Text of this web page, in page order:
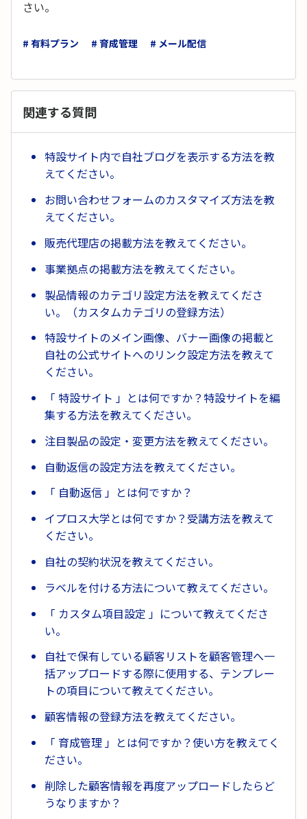
さい。
# 有料プラン # 育成管理 # メール配信
関連する質問
特設サイト内で自社ブログを表示する方法を教
えてください。
お問い合わせフォームのカスタマイズ方法を教
えてください。
販売代理店の掲載方法を教えてください。
事業拠点の掲載方法を教えてください。
製品情報のカテゴリ設定方法を教えてくださ
い。（カスタムカテゴリの登録方法）
特設サイトのメイン画像、バナー画像の掲載と
自社の公式サイトへのリンク設定方法を教えて
ください。
「 特設サイト 」とは何ですか？特設サイトを編
集する方法を教えてください。
注目製品の設定・変更方法を教えてください。
自動返信の設定方法を教えてください。
「 自動返信 」とは何ですか？
イプロス大学とは何ですか？受講方法を教えて
ください。
自社の契約状況を教えてください。
ラベルを付ける方法について教えてください。
「 カスタム項目設定 」について教えてくださ
い。
自社で保有している顧客リストを顧客管理へ一
括アップロードする際に使用する、テンプレー
トの項目について教えてください。
顧客情報の登録方法を教えてください。
「 育成管理 」とは何ですか？使い方を教えてく
ださい。
削除した顧客情報を再度アップロードしたらど
うなりますか？